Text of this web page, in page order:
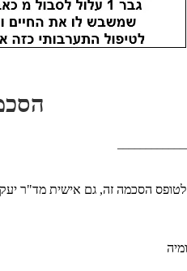
הסכמה
הסכמה זה, גם אישית מד"ר